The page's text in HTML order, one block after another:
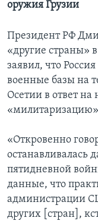
оружия Грузии
Президент РФ
«другие страны»
заявил, что
военные базы на
Осетии в ответ
«Откровенно
останавливалась
пятидневной
данные, что
администрации
других [стран],